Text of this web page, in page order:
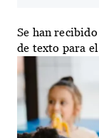
Se han
de texto para